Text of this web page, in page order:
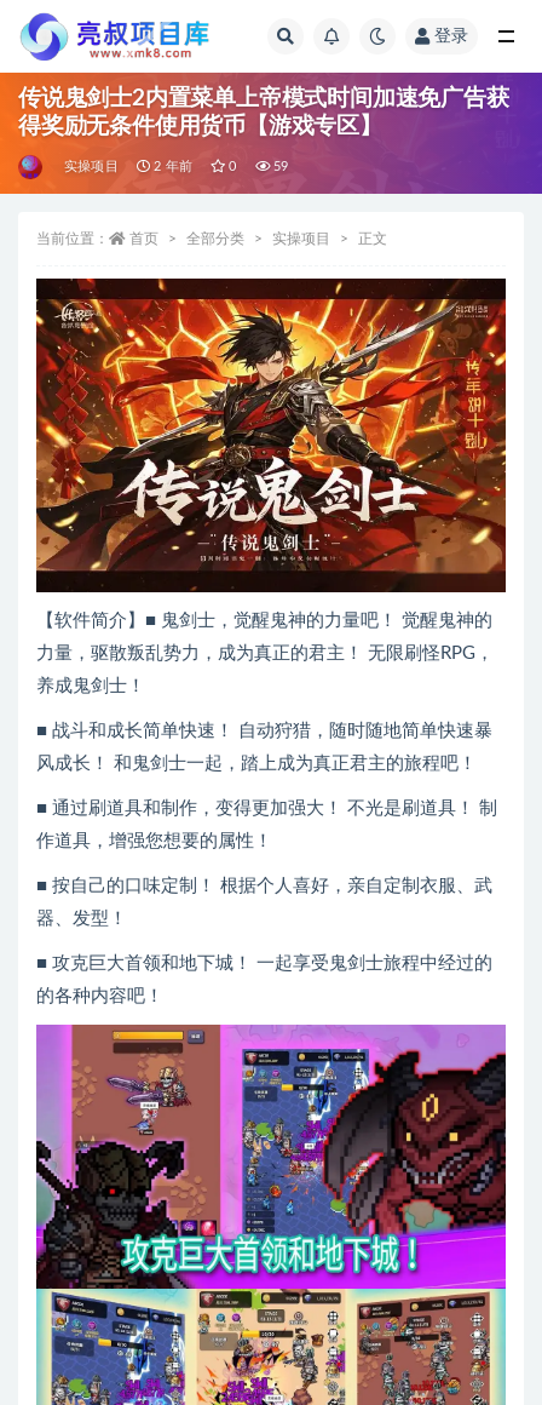
登录
传说鬼剑士2内置菜单上帝模式时间加速免广告获
得奖励无条件使用货币【游戏专区】
实操项目 2 年前 0 59
当前位置： 首页 全部分类 实操项目 正文
【软件简介】■ 鬼剑士，觉醒鬼神的力量吧！ 觉醒鬼神的
力量，驱散叛乱势力，成为真正的君主！ 无限刷怪RPG，
养成鬼剑士！
■ 战斗和成长简单快速！ 自动狩猎，随时随地简单快速暴
风成长！ 和鬼剑士一起，踏上成为真正君主的旅程吧！
■ 通过刷道具和制作，变得更加强大！ 不光是刷道具！ 制
作道具，增强您想要的属性！
■ 按自己的口味定制！ 根据个人喜好，亲自定制衣服、武
器、发型！
■ 攻克巨大首领和地下城！ 一起享受鬼剑士旅程中经过的
的各种内容吧！